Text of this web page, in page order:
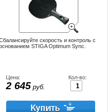
скорость и контроль с
STIGA Optimum Sync.
Цена:
2 645 руб.
Кол-во: